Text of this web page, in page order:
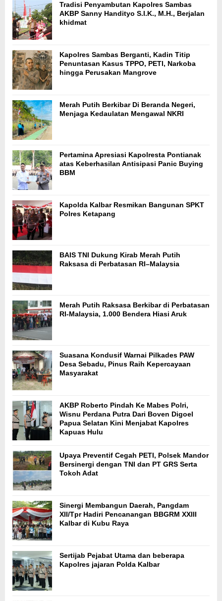
Tradisi Penyambutan Kapolres Sambas
AKBP Sanny Handityo S.I.K., M.H., Berjalan
khidmat
Kapolres Sambas Berganti, Kadin Titip
Penuntasan Kasus TPPO, PETI, Narkoba
hingga Perusakan Mangrove
Merah Putih Berkibar Di Beranda Negeri,
Menjaga Kedaulatan Mengawal NKRI
Pertamina Apresiasi Kapolresta Pontianak
atas Keberhasilan Antisipasi Panic Buying
BBM
Kapolda Kalbar Resmikan Bangunan SPKT
Polres Ketapang
BAIS TNI Dukung Kirab Merah Putih
Raksasa di Perbatasan RI–Malaysia
Merah Putih Raksasa Berkibar di Perbatasan
RI-Malaysia, 1.000 Bendera Hiasi Aruk
Suasana Kondusif Warnai Pilkades PAW
Desa Sebadu, Pinus Raih Kepercayaan
Masyarakat
AKBP Roberto Pindah Ke Mabes Polri,
Wisnu Perdana Putra Dari Boven Digoel
Papua Selatan Kini Menjabat Kapolres
Kapuas Hulu
Upaya Preventif Cegah PETI, Polsek Mandor
Bersinergi dengan TNI dan PT GRS Serta
Tokoh Adat
Sinergi Membangun Daerah, Pangdam
XII/Tpr Hadiri Pencanangan BBGRM XXIII
Kalbar di Kubu Raya
Sertijab Pejabat Utama dan beberapa
Kapolres jajaran Polda Kalbar